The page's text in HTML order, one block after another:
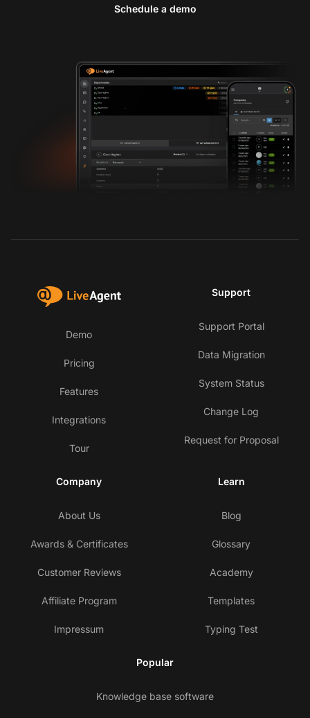
Schedule a demo
Demo
Pricing
Features
Integrations
Tour
Support
Support Portal
Data Migration
System Status
Change Log
Request for Proposal
Company
About Us
Awards & Certificates
Customer Reviews
Affiliate Program
Impressum
Learn
Blog
Glossary
Academy
Templates
Typing Test
Popular
Knowledge base software